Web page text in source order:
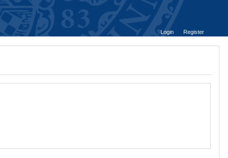
Login
Register